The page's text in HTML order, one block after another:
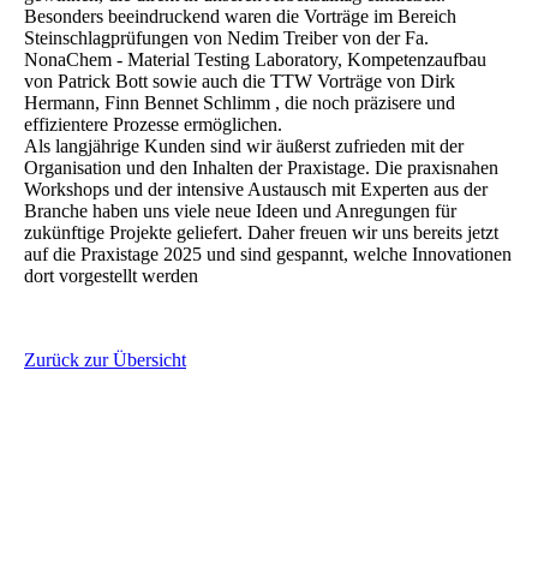
Besonders beeindruckend waren die Vorträge im Bereich
Steinschlagprüfungen von Nedim Treiber von der Fa.
NonaChem - Material Testing Laboratory, Kompetenzaufbau
von Patrick Bott sowie auch die TTW Vorträge von Dirk
Hermann, Finn Bennet Schlimm , die noch präzisere und
effizientere Prozesse ermöglichen.
Als langjährige Kunden sind wir äußerst zufrieden mit der
Organisation und den Inhalten der Praxistage. Die praxisnahen
Workshops und der intensive Austausch mit Experten aus der
Branche haben uns viele neue Ideen und Anregungen für
zukünftige Projekte geliefert. Daher freuen wir uns bereits jetzt
auf die Praxistage 2025 und sind gespannt, welche Innovationen
dort vorgestellt werden
Zurück zur Übersicht